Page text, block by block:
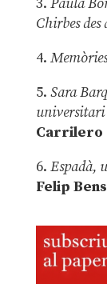
3. Paula
Chirbes
4.
5. Sara
universitari
Carrilero
6. Espadà,
Felip Bens